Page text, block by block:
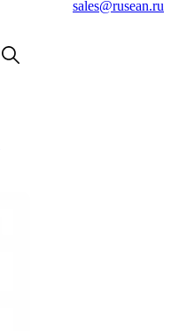
sales@rusean.ru